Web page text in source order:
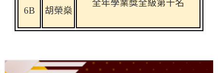
6B 胡榮燊
全年學業獎全級第十名